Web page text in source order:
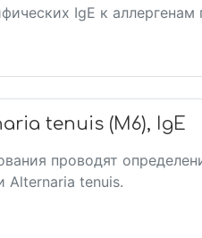
IgE к
tenuis (M6), IgE
проводят
Alternaria tenuis.